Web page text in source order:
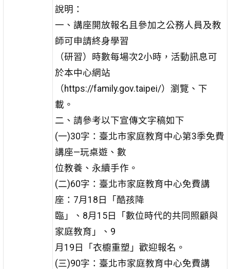
說明：
一、講座開放報名且參加之公務人員及教
師可申請終身學習
（研習）時數每場次2小時，活動訊息可
於本中心網站
（https://family.gov.taipei/）瀏覽、下
載。
二、請參考以下宣傳文字稿如下
(一)30字：臺北市家庭教育中心第3季免費
講座—玩桌遊、數
位教養、永續手作。
(二)60字：臺北市家庭教育中心免費講
座：7月18日「酷孩降
臨」、8月15日「數位時代的共同照顧與
家庭教育」、9
月19日「衣櫥重塑」歡迎報名。
(三)90字：臺北市家庭教育中心免費講